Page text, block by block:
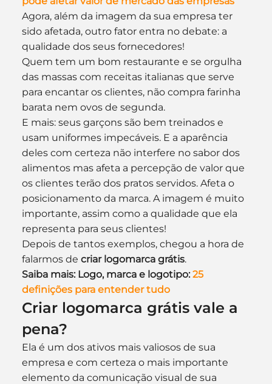
Agora, além da imagem da sua empresa ter
sido afetada, outro fator entra no debate: a
qualidade dos seus fornecedores!
Quem tem um bom restaurante e se orgulha
das massas com receitas italianas que serve
para encantar os clientes, não compra farinha
barata nem ovos de segunda.
E mais: seus garçons são bem treinados e
usam uniformes impecáveis. E a aparência
deles com certeza não interfere no sabor dos
alimentos mas afeta a percepção de valor que
os clientes terão dos pratos servidos. Afeta o
posicionamento da marca. A imagem é muito
importante, assim como a qualidade que ela
representa para seus clientes!
Depois de tantos exemplos, chegou a hora de
falarmos de criar logomarca grátis.
Saiba mais: Logo, marca e logotipo: 25
definições para entender tudo
Criar logomarca grátis vale a
pena?
Ela é um dos ativos mais valiosos de sua
empresa e com certeza o mais importante
elemento da comunicação visual de sua